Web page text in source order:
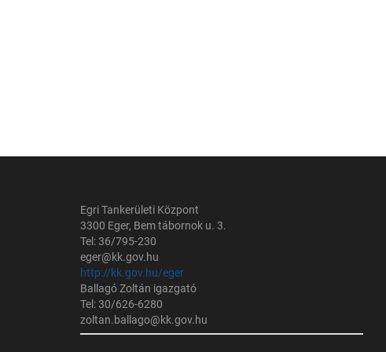
Egri Tankerületi Központ
3300 Eger, Bem tábornok u. 3.
Tel: 36/795-230
eger@kk.gov.hu
http://kk.gov.hu/eger
Ballagó Zoltán igazgató
Tel: 30/626-6280
zoltan.ballago@kk.gov.hu